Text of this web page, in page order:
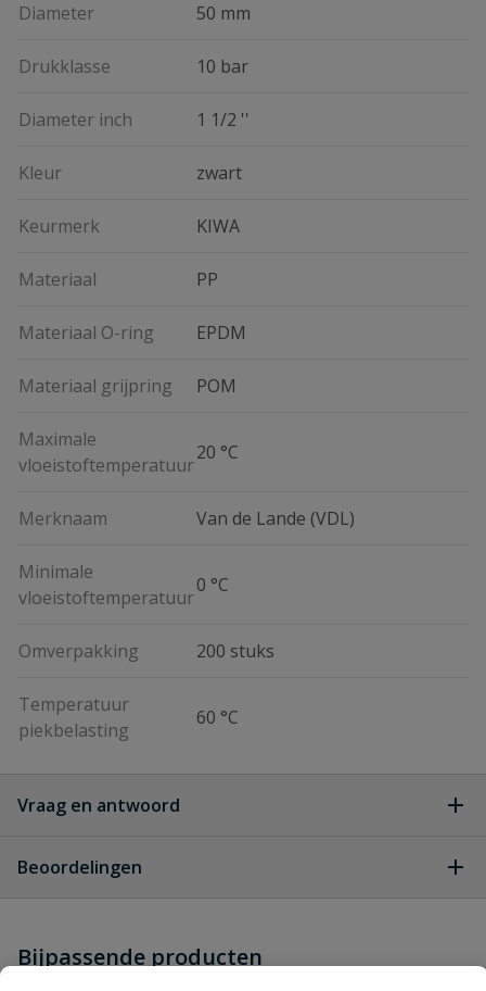
Diameter 50 mm
Drukklasse 10 bar
Diameter inch 1 1/2 ''
Kleur zwart
Keurmerk KIWA
Materiaal PP
Materiaal O-ring EPDM
Materiaal grijpring POM
Maximale
vloeistoftemperatuur
20 °C
Merknaam Van de Lande (VDL)
Minimale
vloeistoftemperatuur
0 °C
Omverpakking 200 stuks
Temperatuur
piekbelasting
60 °C
Vraag en antwoord
dit product?
Beoordelingen
Schrijf zelf een beoordeling
Bijpassende producten